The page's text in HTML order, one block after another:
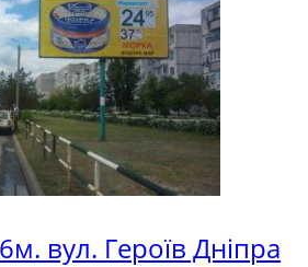
вул. Героїв Дніпра